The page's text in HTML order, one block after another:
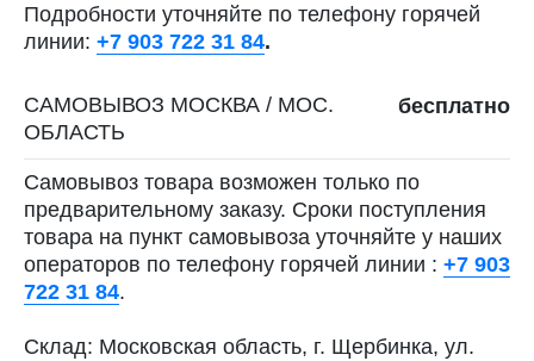
Подробности уточняйте по телефону горячей
линии: +7 903 722 31 84.
САМОВЫВОЗ МОСКВА / МОС.
ОБЛАСТЬ
бесплатно
Самовывоз товара возможен только по
предварительному заказу. Сроки поступления
товара на пункт самовывоза уточняйте у наших
операторов по телефону горячей линии : +7 903
722 31 84.
Склад: Московская область, г. Щербинка, ул.